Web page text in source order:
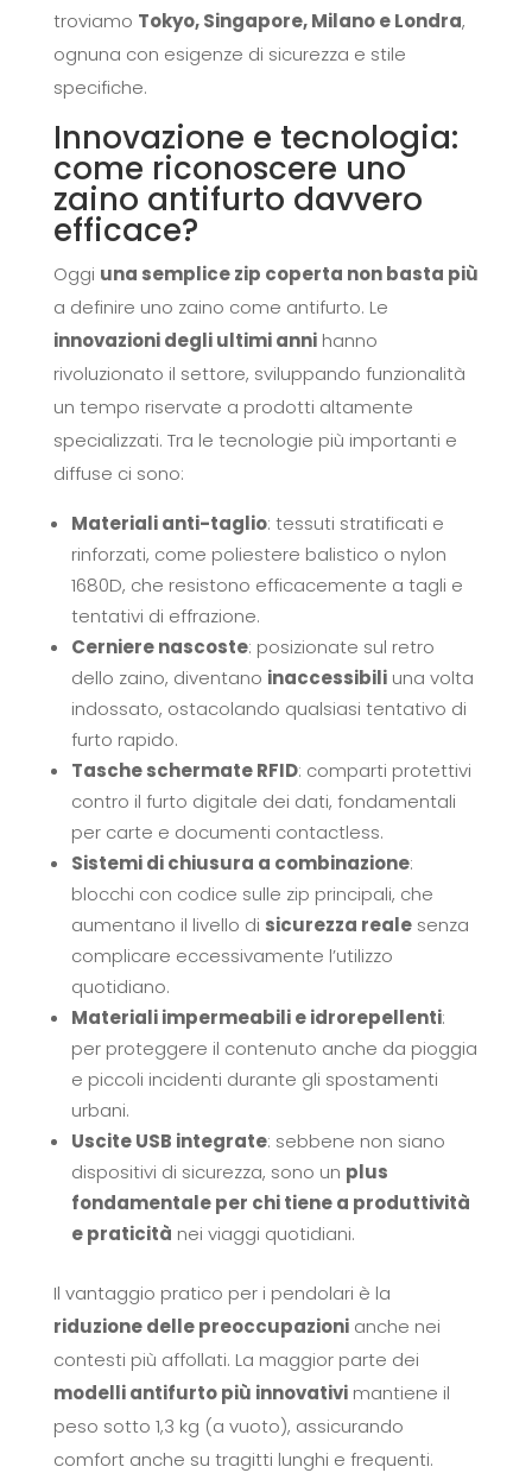
troviamo Tokyo, Singapore, Milano e Londra,
ognuna con esigenze di sicurezza e stile
specifiche.
Innovazione e tecnologia:
come riconoscere uno
zaino antifurto davvero
efficace?
Oggi una semplice zip coperta non basta più
a definire uno zaino come antifurto. Le
innovazioni degli ultimi annihanno
rivoluzionato il settore, sviluppando funzionalità
un tempo riservate a prodotti altamente
specializzati. Tra le tecnologie più importanti e
diffuse ci sono:
Materiali anti-taglio: tessuti stratificati e
rinforzati, come poliestere balistico o nylon
1680D, che resistono efficacemente a tagli e
tentativi di effrazione.
Cerniere nascoste: posizionate sul retro
dello zaino, diventano inaccessibiliuna volta
indossato, ostacolando qualsiasi tentativo di
furto rapido.
Tasche schermate RFID: comparti protettivi
contro il furto digitale dei dati, fondamentali
per carte e documenti contactless.
Sistemi di chiusura a combinazione:
blocchi con codice sulle zip principali, che
aumentano il livello di sicurezza realesenza
complicare eccessivamente l’utilizzo
quotidiano.
Materiali impermeabili e idrorepellenti:
per proteggere il contenuto anche da pioggia
e piccoli incidenti durante gli spostamenti
urbani.
Uscite USB integrate: sebbene non siano
dispositivi di sicurezza, sono un plus
fondamentale per chi tiene a produttività
e praticità nei viaggi quotidiani.
Il vantaggio pratico per i pendolari è la
riduzione delle preoccupazionianche nei
contesti più affollati. La maggior parte dei
modelli antifurto più innovativimantiene il
peso sotto 1,3 kg (a vuoto), assicurando
comfort anche su tragitti lunghi e frequenti.